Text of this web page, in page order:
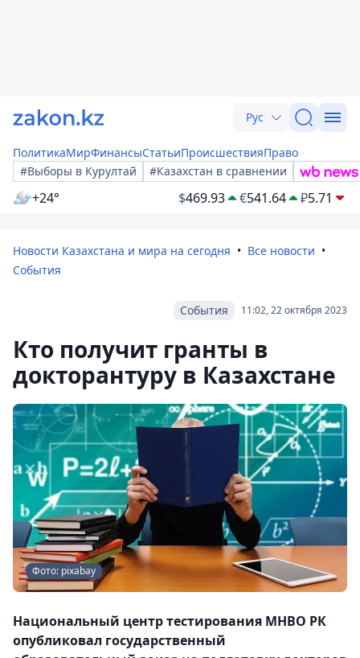
Рус
ПолитикаМирФинансыСтатьиПроисшествияПраво
#Выборы в Курултай
#Казахстан в сравнении
+24° $469.93 €541.64 ₽5.71
Новости Казахстана и мира на сегодня
Все новости
События
11:02, 22 октября 2023
События
Кто получит гранты в
докторантуру в Казахстане
Фото: pixabay
Национальный центр тестирования МНВО РК
опубликовал государственный